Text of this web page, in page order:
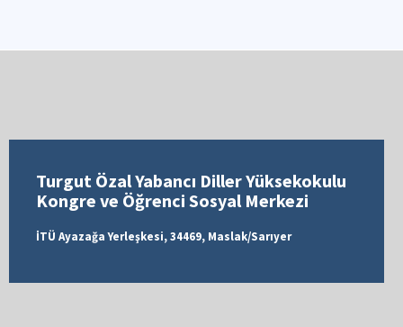
Turgut Özal Yabancı Diller Yüksekokulu
Kongre ve Öğrenci Sosyal Merkezi
İTÜ Ayazağa Yerleşkesi, 34469, Maslak/Sarıyer